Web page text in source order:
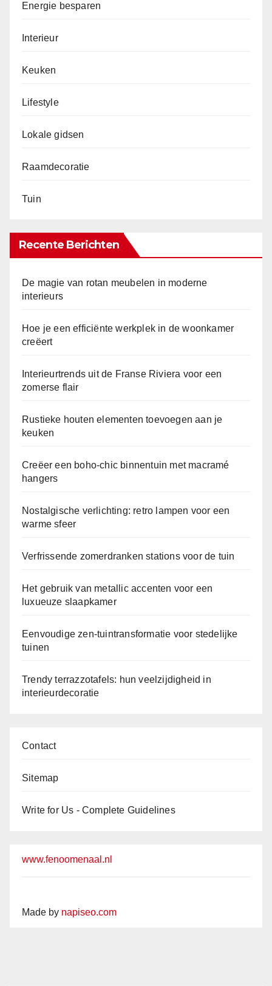
Energie besparen
Interieur
Keuken
Lifestyle
Lokale gidsen
Raamdecoratie
Tuin
Recente Berichten
De magie van rotan meubelen in moderne
interieurs
Hoe je een efficiënte werkplek in de woonkamer
creëert
Interieurtrends uit de Franse Riviera voor een
zomerse flair
Rustieke houten elementen toevoegen aan je
keuken
Creëer een boho-chic binnentuin met macramé
hangers
Nostalgische verlichting: retro lampen voor een
warme sfeer
Verfrissende zomerdranken stations voor de tuin
Het gebruik van metallic accenten voor een
luxueuze slaapkamer
Eenvoudige zen-tuintransformatie voor stedelijke
tuinen
Trendy terrazzotafels: hun veelzijdigheid in
interieurdecoratie
Contact
Sitemap
Write for Us - Complete Guidelines
www.fenoomenaal.nl
Made by napiseo.com